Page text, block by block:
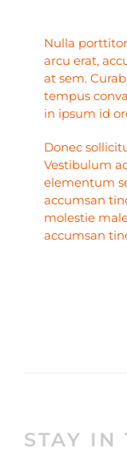
Nulla
arcu erat,
at sem.
tempus
in ipsum id
Donec
Vestibulum
elementum
accumsan
molestie
accumsan
STAY IN